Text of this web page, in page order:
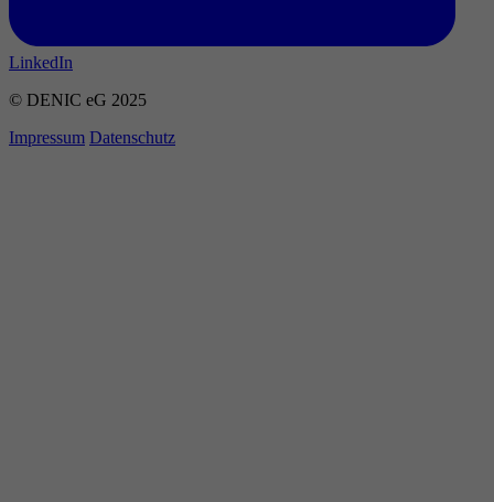
LinkedIn
© DENIC eG 2025
Impressum Datenschutz